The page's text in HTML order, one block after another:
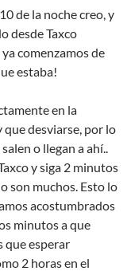
de la noche creo, y
desde Taxco
comenzamos de
estaba!
en la
que desviarse, por lo
o llegan a ahí..
y siga 2 minutos
son muchos. Esto lo
acostumbrados
minutos a que
que esperar
2 horas en el